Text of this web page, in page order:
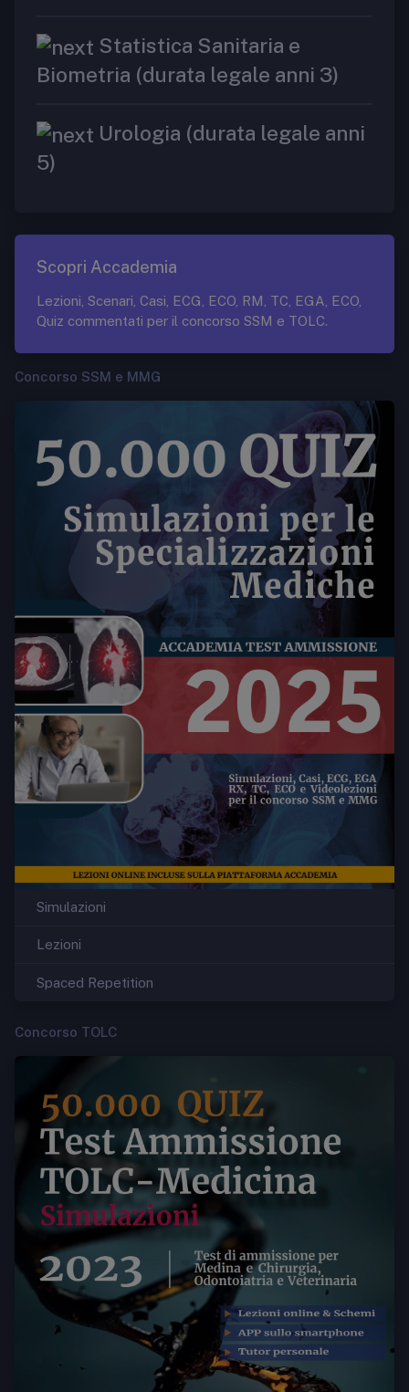
Statistica Sanitaria e
Biometria (durata legale anni 3)
Urologia (durata legale anni
5)
Scopri Accademia
Lezioni, Scenari, Casi, ECG, ECO, RM, TC, EGA, ECO,
Quiz commentati per il concorso SSM e TOLC.
Concorso SSM e MMG
Simulazioni
Lezioni
Spaced Repetition
Concorso TOLC